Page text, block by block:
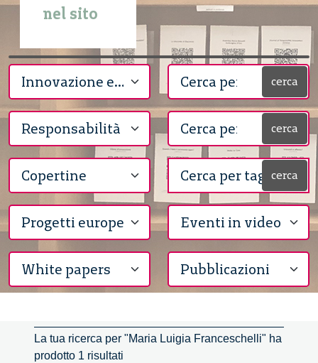
nel sito
cerca
cerca
cerca
La tua ricerca per "Maria Luigia Franceschelli" ha
prodotto 1 risultati